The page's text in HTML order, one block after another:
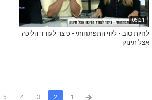
05:21
לחיות טוב - ליווי התפתחותי - כיצד לעודד הליכה
אצל תינוק
1
2
3
4
5